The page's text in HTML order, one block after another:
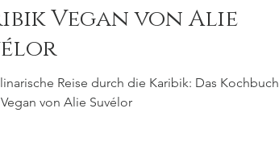
Vegan von Alie
Reise durch die Karibik: Das Kochbuch
von Alie Suvélor